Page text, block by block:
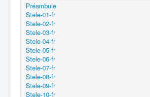
Préambule
Stele-01-fr
Stele-02-fr
Stele-03-fr
Stele-04-fr
Stele-05-fr
Stele-06-fr
Stele-07-fr
Stele-08-fr
Stele-09-fr
Stele-10-fr